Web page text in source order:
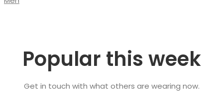
Popular this week
Get in touch with what others are wearing now.